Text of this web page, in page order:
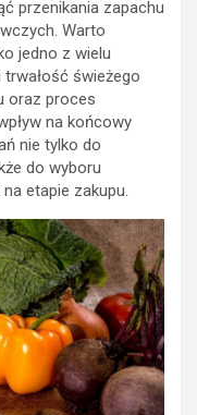
przenikania zapachu
Warto
jedno z wielu
świeżego
oraz proces
na końcowy
nie tylko do
do wyboru
etapie zakupu.